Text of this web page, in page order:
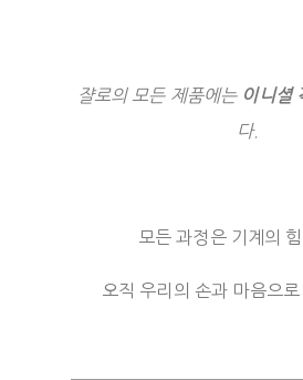
쟐로의 모든 제품에는 이니셜
다.
모든 과정은 기계의
오직 우리의 손과 마음으로